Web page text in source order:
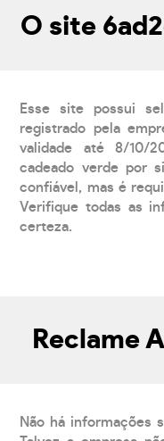
O site
Esse site possui
registrado pela
validade até 8/10/
cadeado verde por
confiável, mas é
Verifique todas as
certeza.
Reclame
Não há informações